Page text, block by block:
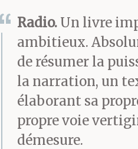
un regard
comme si ce
déroulait
cimetière
compétition
vieilles
Radio. Un livre
ambitieux.
de résumer la
la narration, un
élaborant sa
propre voie
démesure.